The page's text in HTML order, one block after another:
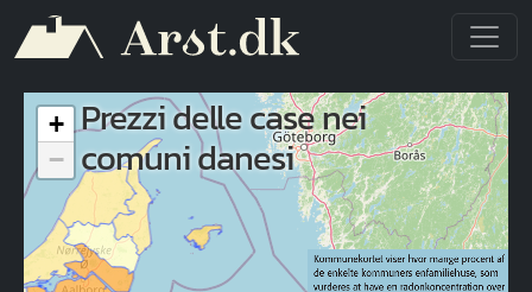
Prezzi delle case nei
comuni danesi
+
−